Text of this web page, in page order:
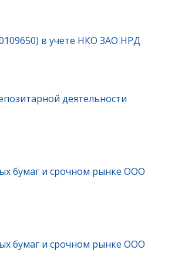
в учете НКО ЗАО НРД
деятельности
бумаг и срочном рынке ООО
бумаг и срочном рынке ООО